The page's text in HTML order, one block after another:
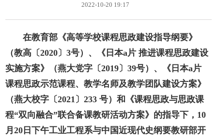
2022-10-20 19:17
在教育部《高等学校课程思政建设指导纲要》
（教高〔2020〕3号）、《日本a片 推进课程思政建设
实施方案》（燕大党字〔2019〕39号）、《日本a片
课程思政示范课程、教学名师及教学团队建设方案》
（燕大校字〔2021〕233 号）和《课程思政与思政课
程“双向融合”联合备课教研活动方案》的指导下，10
月20日下午工业工程系与中国近现代史纲要教研部开